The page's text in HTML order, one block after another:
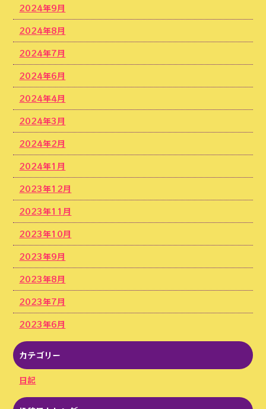
2024年9月
2024年8月
2024年7月
2024年6月
2024年4月
2024年3月
2024年2月
2024年1月
2023年12月
2023年11月
2023年10月
2023年9月
2023年8月
2023年7月
2023年6月
カテゴリー
日記